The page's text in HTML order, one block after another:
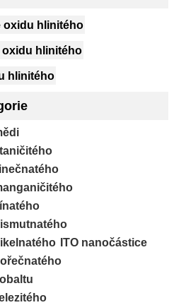
oxidu hlinitého
hlinitého
hlinitého
ITO nanočástice